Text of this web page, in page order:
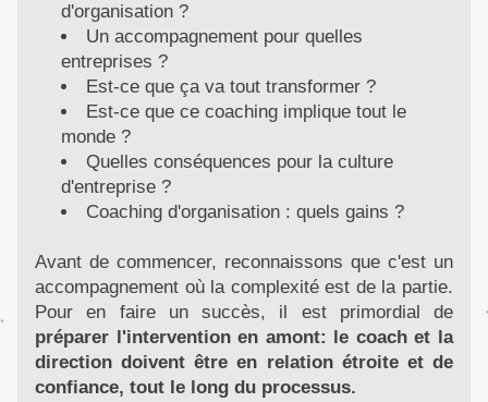
d'organisation ?
Un accompagnement pour quelles
entreprises ?
Est-ce que ça va tout transformer ?
Est-ce que ce coaching implique tout le
monde ?
Quelles conséquences pour la culture
d'entreprise ?
Coaching d'organisation : quels gains ?
Avant de commencer, reconnaissons que c'est un
accompagnement où la complexité est de la partie.
préparer l'intervention en amont: le coach et la
direction doivent être en relation étroite et de
confiance, tout le long du processus.